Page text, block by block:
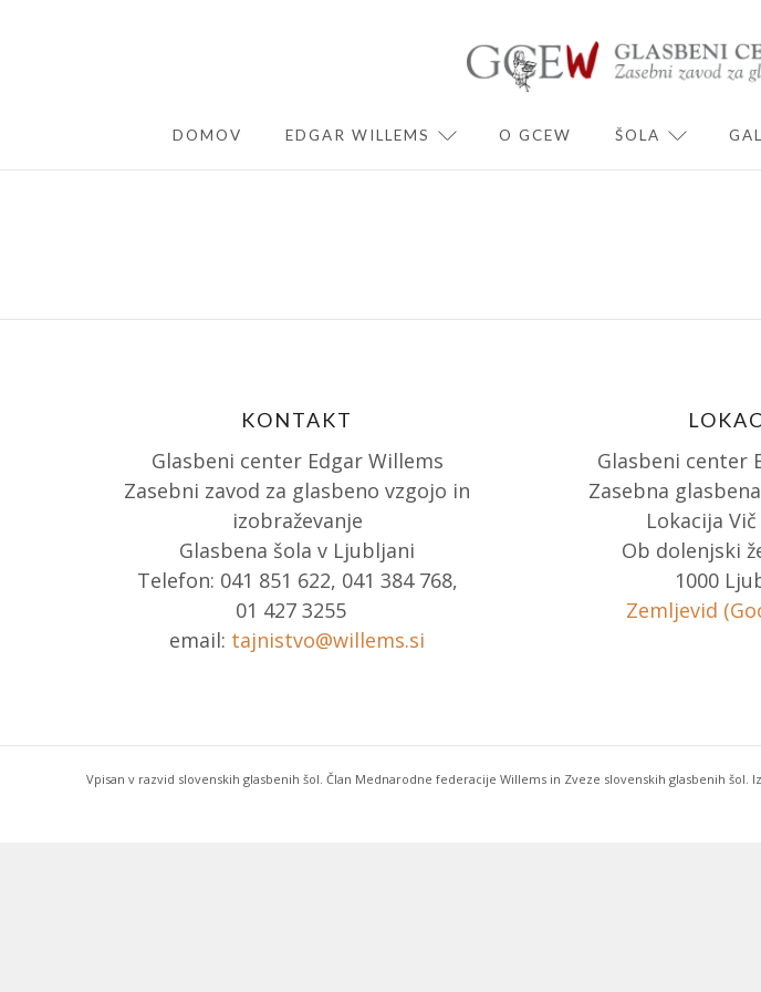
DOMOV EDGAR WILLEMS EXPAND CHILD MENU
O GCEW ŠOLA EXPAND
KONTAKT
Glasbeni center Edgar Willems
Zasebni zavod za glasbeno vzgojo in
izobraževanje
Glasbena šola v Ljubljani
Telefon: 041 851 622, 041 384 768,
01 427 3255
email: tajnistvo@willems.si
Glasbeni center
Zasebna
Lokacija
Ob dolenjski
1000
Zemljevid
Vpisan v razvid slovenskih glasbenih šol. Član Mednarodne federacije Willems in Zveze slovenskih glasbenih